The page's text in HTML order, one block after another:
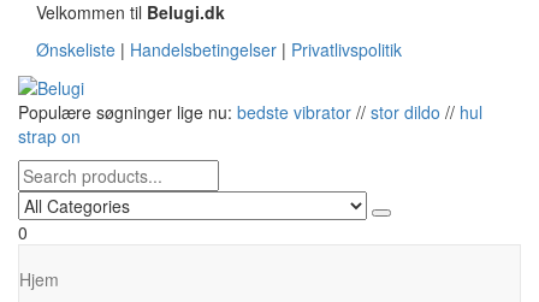
content
Velkommen til Belugi.dk
Ønskeliste | Handelsbetingelser | Privatlivspolitik
Belugi
Populære søgninger lige nu: bedste vibrator // stor dildo // hul
strap on
0
Hjem